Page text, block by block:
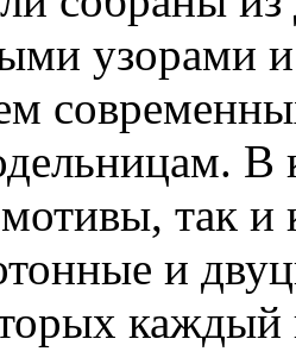
узорами и
так и
и
каждый